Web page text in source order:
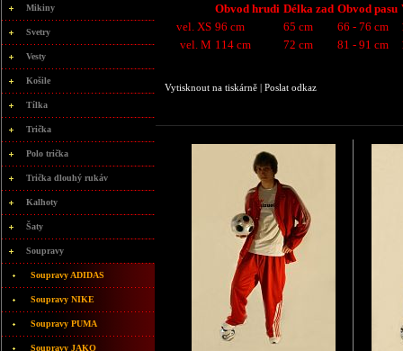
Mikiny
Svetry
Vesty
Košile
Tílka
Trička
Polo trička
Trička dlouhý rukáv
Kalhoty
Šaty
Soupravy
Soupravy ADIDAS
Soupravy NIKE
Soupravy PUMA
Soupravy JAKO
Obvod hrudi Délka zad Obvod pasu
vel. XS 96 cm 65 cm 66 - 76 cm
vel. M 114 cm 72 cm 81 - 91 cm
Vytisknout na tiskárně | Poslat odkaz